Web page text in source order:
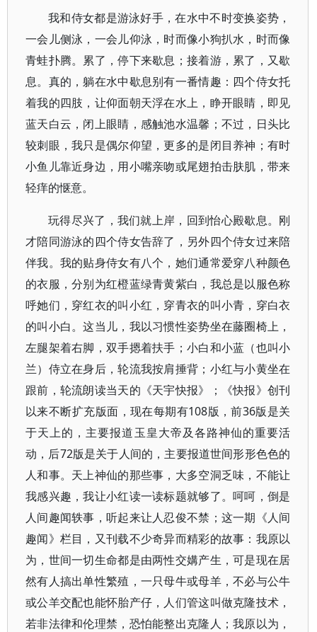
我和侍女都是游泳好手，在水中不时变换姿势，
一会儿侧泳，一会儿仰泳，时而像小狗扒水，时而像
青蛙扑腾。累了，停下来歇息；接着游，累了，又歇
息。真的，躺在水中歇息别有一番情趣：四个侍女托
着我的四肢，让仰面朝天浮在水上，睁开眼睛，即见
蓝天白云，闭上眼睛，感触池水温馨；不过，日头比
较刺眼，我只是偶尔仰望，更多的是闭目养神；有时
小鱼儿靠近身边，用小嘴亲吻或尾翅拍击肤肌，带来
轻痒的惬意。
玩得尽兴了，我们就上岸，回到怡心殿歇息。刚
才陪同游泳的四个侍女告辞了，另外四个侍女过来陪
伴我。我的贴身侍女有八个，她们通常爱穿八种颜色
的衣服，分别为红橙蓝绿青黄紫白，我总是以服色称
呼她们，穿红衣的叫小红，穿青衣的叫小青，穿白衣
的叫小白。这当儿，我以习惯性姿势坐在藤圈椅上，
左腿架着右脚，双手摁着扶手；小白和小蓝（也叫小
兰）侍立在身后，轮流我按肩捶背；小红与小黄坐在
跟前，轮流朗读当天的《天宇快报》；《快报》创刊
以来不断扩充版面，现在每期有108版，前36版是关
于天上的，主要报道玉皇大帝及各路神仙的重要活
动，后72版是关于人间的，主要报道世间形形色色的
人和事。天上神仙的那些事，大多空洞乏味，不能让
我感兴趣，我让小红读一读标题就够了。呵呵，倒是
人间趣闻轶事，听起来让人忍俊不禁；这一期《人间
趣闻》栏目，又刊载不少奇异而精彩的故事：我原以
为，世间一切生命都是由两性交媾产生，可是现在居
然有人搞出单性繁殖，一只母牛或母羊，不必与公牛
或公羊交配也能怀胎产仔，人们管这叫做克隆技术，
若非法律和伦理禁，恐怕能整出克隆人；我原以为，